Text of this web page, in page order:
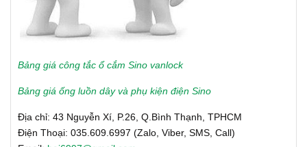
Bảng giá công tắc ổ cắm Sino vanlock
Bảng giá ống luồn dây và phụ kiện điện Sino
Địa chỉ: 43 Nguyễn Xí, P.26, Q.Bình Thạnh, TPHCM
Điện Thoại: 035.609.6997 (Zalo, Viber, SMS, Call)